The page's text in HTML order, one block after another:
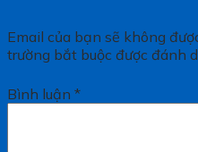
Email của bạn sẽ không
trường bắt buộc được đánh
Bình luận *